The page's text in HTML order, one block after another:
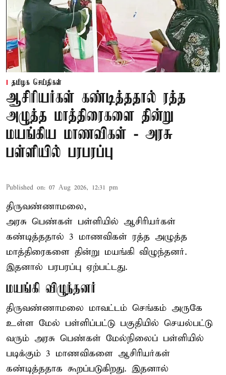
தமிழக செய்திகள்
ஆசிரியர்கள் கண்டித்ததால் ரத்த
அழுத்த மாத்திரைகளை தின்று
மயங்கிய மாணவிகள் - அரசு
பள்ளியில் பரபரப்பு
Published on: 07 Aug 2026, 12:31 pm
திருவண்ணாமலை,
அரசு பெண்கள் பள்ளியில் ஆசிரியர்கள்
கண்டித்ததால் 3 மாணவிகள் ரத்த அழுத்த
மாத்திரைகளை தின்று மயங்கி விழுந்தனர்.
இதனால் பரபரப்பு ஏற்பட்டது.
மயங்கி விழுந்தனர்
திருவண்ணாமலை மாவட்டம் செங்கம் அருகே
உள்ள மேல் பள்ளிப்பட்டு பகுதியில் செயல்பட்டு
வரும் அரசு பெண்கள் மேல்நிலைப் பள்ளியில்
படிக்கும் 3 மாணவிகளை ஆசிரியர்கள்
கண்டித்ததாக கூறப்படுகிறது. இதனால்